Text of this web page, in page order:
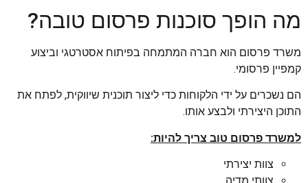
מה הופך סוכנות פרסום טובה?
משרד פרסום הוא חברה המתמחה בפיתוח אסטרטגי וביצוע
קמפיין פרסומי.
הם נשכרים על ידי הלקוחות כדי ליצור תוכנית שיווקית, לפתח את
התוכן היצירתי ולבצע אותו.
למשרד פרסום טוב צריך להיות:
צוות יצירתי